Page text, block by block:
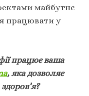
майбутнє
працювати у
працює ваша
, яка дозволяє